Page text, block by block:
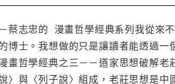
蔡志忠的 漫畫哲學經典系列我從來
博士。我想做的只是讓讀者能透過
畫哲學經典之三－－道家思想破解
〉與〈列子說〉組成，老莊思想是